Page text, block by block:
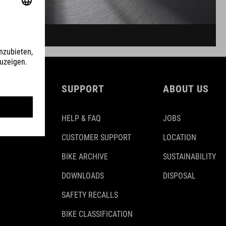
SUPPORT
HELP & FAQ
CUSTOMER SUPPORT
BIKE ARCHIVE
DOWNLOADS
SAFETY RECALLS
BIKE CLASSIFICATION
ABOUT US
JOBS
LOCATION
SUSTAINABILITY
DISPOSAL